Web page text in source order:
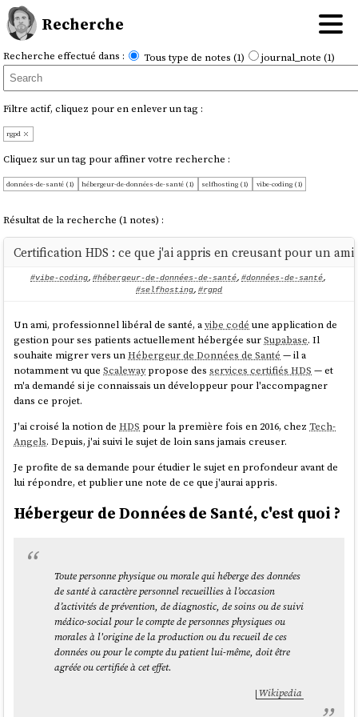
Recherche
Recherche effectué dans : Tous type de notes (1) journal_note (1)
Filtre actif, cliquez pour en enlever un tag :
rgpd
Cliquez sur un tag pour affiner votre recherche :
données-de-santé (1) hébergeur-de-données-de-santé (1) selfhosting (1) vibe-coding (1)
Résultat de la recherche (1 notes) :
Certification HDS : ce que j'ai appris en creusant pour un ami
#vibe-coding, #hébergeur-de-données-de-santé, #données-de-santé,
#selfhosting, #rgpd
Un ami, professionnel libéral de santé, avibe codéune application de
gestion pour ses patients actuellement hébergée surSupabase. Il
souhaite migrer vers unHébergeur de Données de Santé— il a
notamment vu queScalewaypropose desservices certifiés HDS— et
m'a demandé si je connaissais un développeur pour l'accompagner
dans ce projet.
J'ai croisé la notion deHDS pour la première fois en 2016, chezTech-
Angels. Depuis, j'ai suivi le sujet de loin sans jamais creuser.
Je profite de sa demande pour étudier le sujet en profondeur avant de
lui répondre, et publier une note de ce que j'aurai appris.
Hébergeur de Données de Santé, c'est quoi ?
Toute personne physique ou morale qui héberge des données
de santé à caractère personnel recueillies à l’occasion
d’activités de prévention, de diagnostic, de soins ou de suivi
médico-social pour le compte de personnes physiques ou
morales à l'origine de la production ou du recueil de ces
données ou pour le compte du patient lui-même, doit être
agréée ou certifiée à cet effet.
Wikipedia